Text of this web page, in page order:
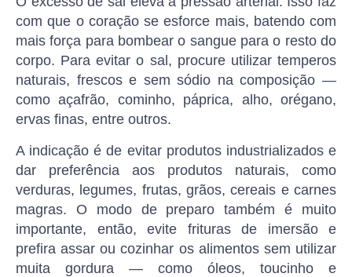
com que o coração se esforce mais, batendo com
mais força para bombear o sangue para o resto do
corpo. Para evitar o sal, procure utilizar temperos
naturais, frescos e sem sódio na composição —
como açafrão, cominho, páprica, alho, orégano,
ervas finas, entre outros.
A indicação é de evitar produtos industrializados e
dar preferência aos produtos naturais, como
verduras, legumes, frutas, grãos, cereais e carnes
magras. O modo de preparo também é muito
importante, então, evite frituras de imersão e
prefira assar ou cozinhar os alimentos sem utilizar
muita gordura — como óleos, toucinho e